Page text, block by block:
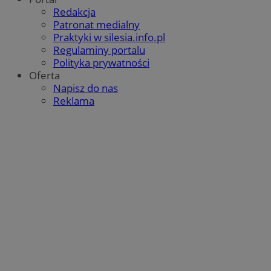
Redakcja
Patronat medialny
Praktyki w silesia.info.pl
Regulaminy portalu
Polityka prywatności
Oferta
Napisz do nas
Reklama